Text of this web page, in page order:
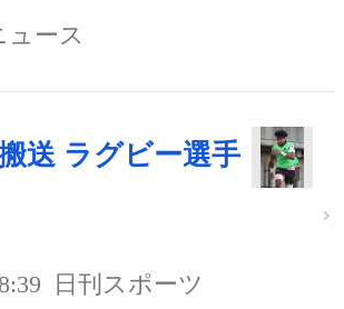
ース
送 ラグビー選手
日刊スポーツ